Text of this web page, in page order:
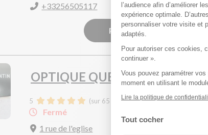
+33256505117
Prenez un rendez-vous
OPTIQUE QUENTIN
5 (sur 65 avis Google)
Fermé
1 rue de l'eglise
l’audience afin d’améliorer
expérience optimale.
personnaliser votre visite et
adaptés.
Pour autoriser ces cookies,
continuer ».
Vous pouvez paramétrer
moment en utilisant le
Lire la politique de
Tout cocher